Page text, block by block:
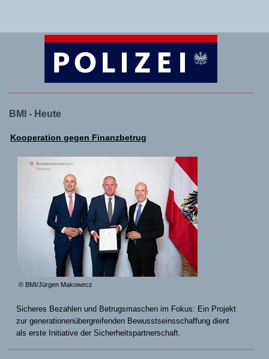
BMI - Heute
Kooperation gegen Finanzbetrug
© BMI/Jürgen Makowecz
Sicheres Bezahlen und Betrugsmaschen im Fokus: Ein Projekt
zur generationenübergreifenden Bewusstseinsschaffung dient
als erste Initiative der Sicherheitspartnerschaft.